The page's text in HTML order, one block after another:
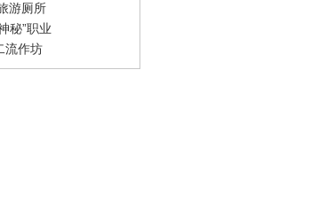
游厕所
秘”职业
流作坊